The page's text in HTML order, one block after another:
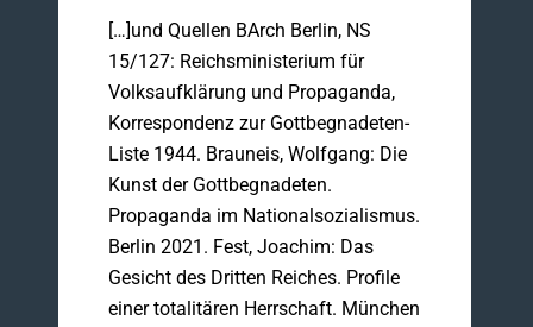
[…]und Quellen BArch Berlin, NS
15/127: Reichsministerium für
Volksaufklärung und Propaganda,
Korrespondenz zur Gottbegnadeten-
Liste 1944. Brauneis, Wolfgang: Die
Kunst der Gottbegnadeten.
Propaganda im Nationalsozialismus.
Berlin 2021. Fest, Joachim: Das
Gesicht des Dritten Reiches. Profile
einer totalitären Herrschaft. München